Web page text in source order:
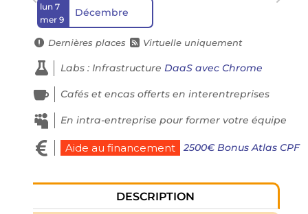
lun 7
mer 9
Décembre
 Dernières places  Virtuelle uniquement
 Labs : Infrastructure DaaS avec Chrome
 Cafés et encas offerts en interentreprises
 En intra-entreprise pour former votre équipe
 Aide au financement 2500€ Bonus Atlas CPF
DESCRIPTION